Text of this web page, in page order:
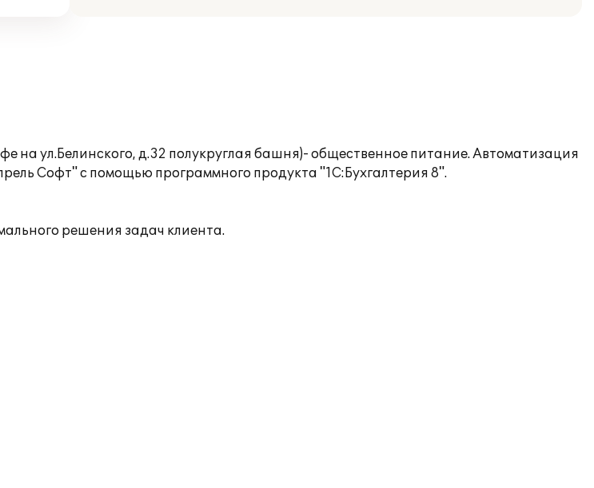
ул.Белинского, д.32 полукруглая башня)- общественное питание. Автоматизация
Софт" с помощью программного продукта "1С:Бухгалтерия 8".
решения задач клиента.